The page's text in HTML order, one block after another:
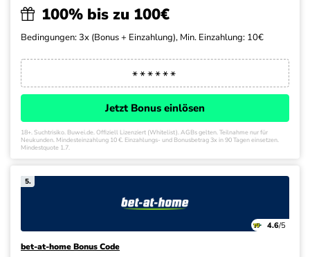
100% bis zu 100€
Bedingungen: 3x (Bonus + Einzahlung), Min. Einzahlung: 10€
Jetzt Bonus einlösen
18+. Suchtrisiko. Buwei.de. Offiziell Lizenziert (Whitelist). AGBs gelten. Teilnahme nur für
Neukunden. Mindesteinzahlung 10 €. Einzahlungs- und Bonusbetrag 3x in 90 Tagen einsetzen.
Mindestquote 1.7.
5.
4.6/5
bet-at-home Bonus Code